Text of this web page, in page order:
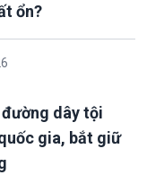
ổn?
dây tội
gia, bắt giữ